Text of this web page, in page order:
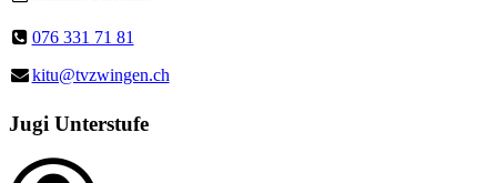
076 331 71 81
kitu@tvzwingen.ch
Jugi Unterstufe